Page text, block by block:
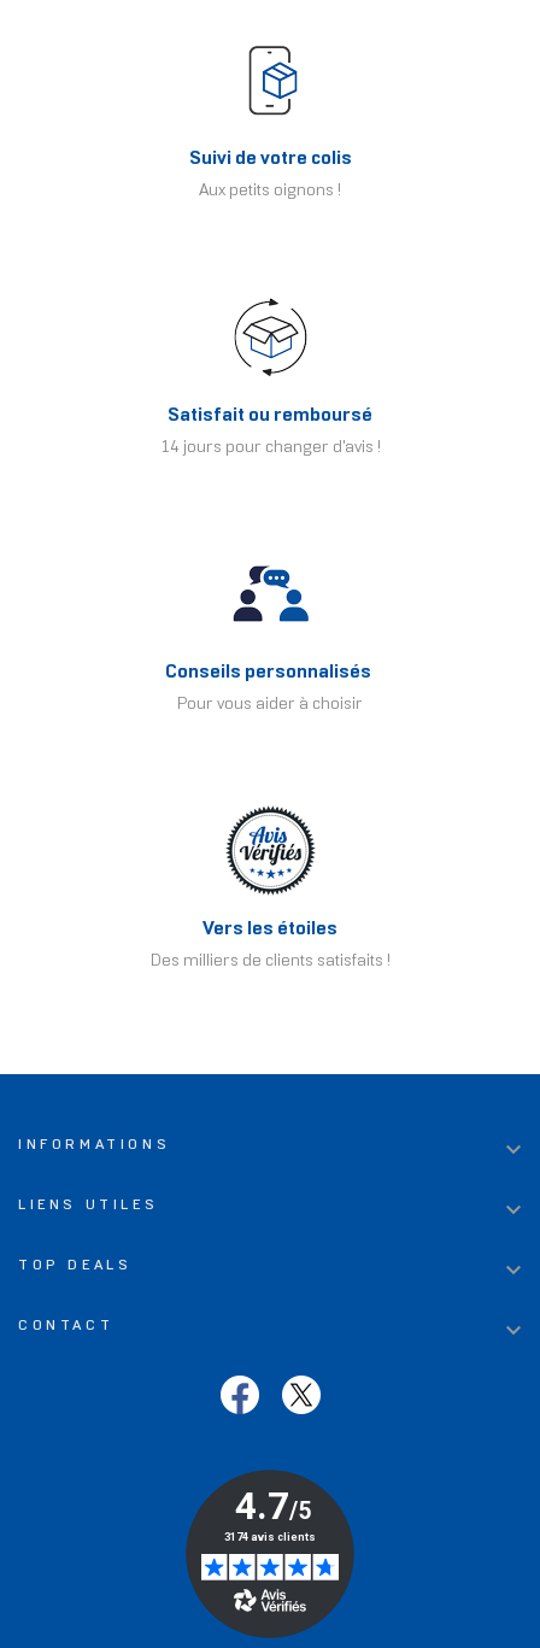
Suivi de votre colis
Aux petits oignons !
Satisfait ou remboursé
14 jours pour changer d'avis !
Conseils personnalisés
Pour vous aider à choisir
Vers les étoiles
Des milliers de clients satisfaits !
INFORMATIONS 
LIENS UTILES 
TOP DEALS 
CONTACT 